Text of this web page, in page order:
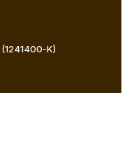
(1241400-K)